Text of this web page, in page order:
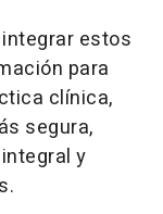
estos
para
clínica,
segura,
y